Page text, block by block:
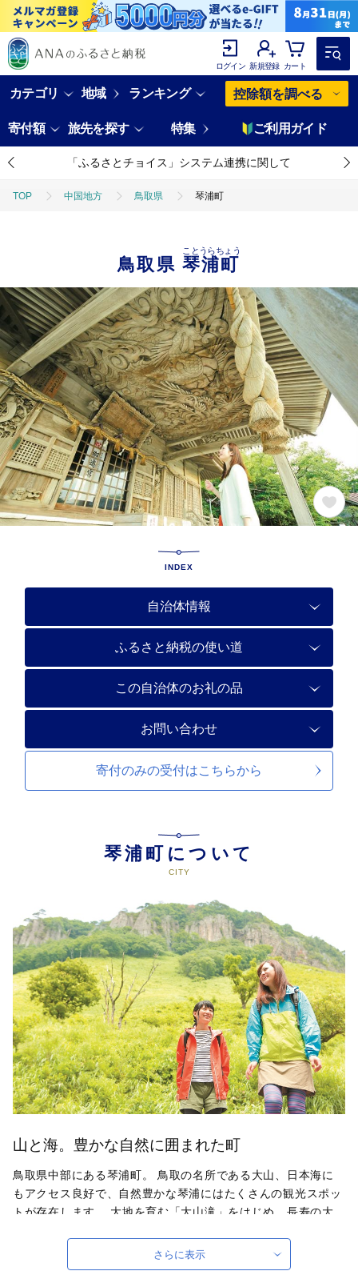
ログイン 新規登録 カート
カテゴリ 地域 ランキング 控除額を調べる
寄付額 旅先を探す 特集 ご利用ガイド
「ふるさとチョイス」システム連携に関して
TOP 中国地方 鳥取県 琴浦町
鳥取県琴浦町
ことうらちょう
INDEX
自治体情報
ふるさと納税の使い道
この自治体のお礼の品
お問い合わせ
寄付のみの受付はこちらから
琴浦町について
山と海。豊かな自然に囲まれた町
鳥取県中部にある琴浦町。 鳥取の名所である大山、日本海に
もアクセス良好で、自然豊かな琴浦にはたくさんの観光スポッ
トが存在します。 大地を育む「大山滝」をはじめ、長寿の大
た神秘的な自然が溢れています。また、食文化も魅力的で、乳
製品、フルーツ、ブランド牛、カレーなどバラエティに富んだ
さらに表示